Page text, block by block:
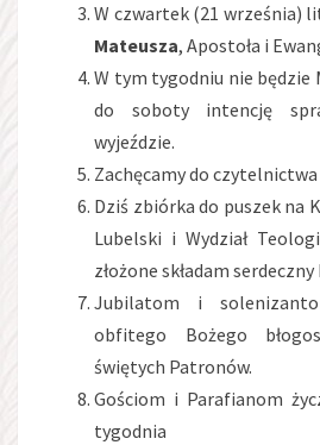
W czwartek (21 września)
Mateusza, Apostoła i
W tym tygodniu nie będzie
do soboty intencję
wyjeździe.
Zachęcamy do
Dziś zbiórka do puszek na
Lubelski i Wydział
złożone składam serdeczny
Jubilatom i
obfitego Bożego
świętych Patronów.
Gościom i Parafianom
tygodnia